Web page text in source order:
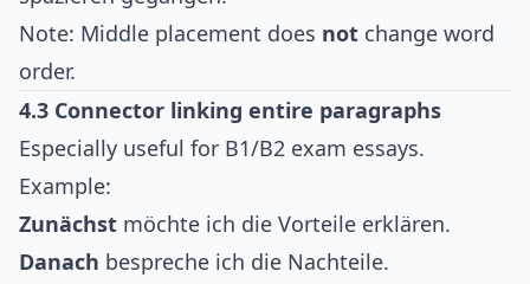
Note: Middle placement does not change word
order.
4.3 Connector linking entire paragraphs
Especially useful for B1/B2 exam essays.
Example:
Zunächst möchte ich die Vorteile erklären.
Danach bespreche ich die Nachteile.